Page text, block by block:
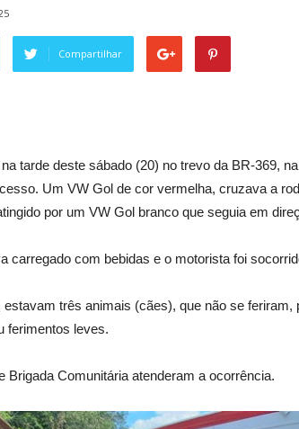
Compartilhar
tarde deste sábado (20) no trevo da BR-369,
Um VW Gol de cor vermelha, cruzava a
por um VW Gol branco que seguia em
carregado com bebidas e o motorista foi
três animais (cães), que não se
ferimentos leves.
Brigada Comunitária atenderam a ocorrência.